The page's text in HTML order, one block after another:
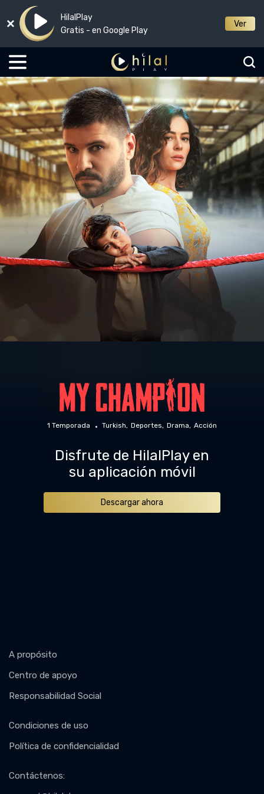
HilalPlay
Gratis - en Google Play
Ver
1 Temporada Turkish Deportes Drama Acción
Disfrute de HilalPlay en
su aplicación móvil
Descargar ahora
A propósito
Centro de apoyo
Responsabilidad Social
Condiciones de uso
Política de confidencialidad
Contáctenos: